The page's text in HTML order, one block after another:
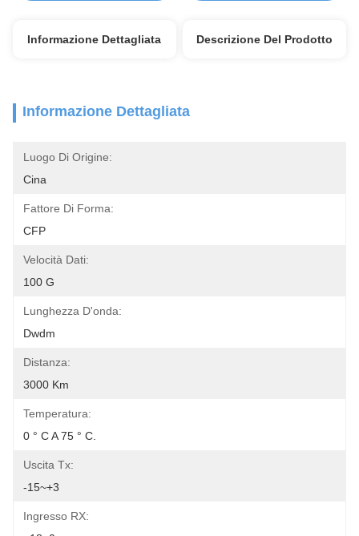
Informazione Dettagliata Descrizione Del Prodotto
Informazione Dettagliata
Luogo Di Origine:
Cina
Fattore Di Forma:
CFP
Velocità Dati:
100 G
Lunghezza D'onda:
Dwdm
Distanza:
3000 Km
Temperatura:
0 ° C A 75 ° C.
Uscita Tx:
-15~+3
Ingresso RX: